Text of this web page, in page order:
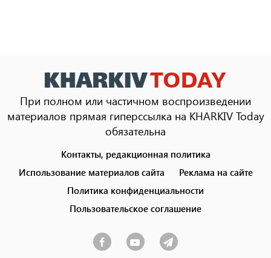
При полном или частичном воспроизведении
материалов прямая гиперссылка на KHARKIV Today
обязательна
menu
Контакты, редакционная политика
Использование материалов сайта
Реклама на сайте
Политика конфиденциальности
Пользовательское соглашение